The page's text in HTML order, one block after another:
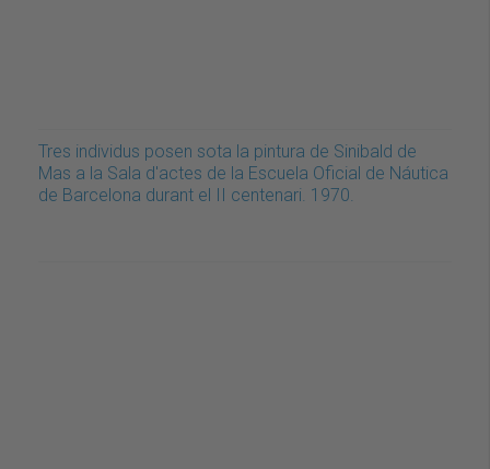
Tres individus posen sota la pintura de Sinibald de
Mas a la Sala d'actes de la Escuela Oficial de Náutica
de Barcelona durant el II centenari. 1970.